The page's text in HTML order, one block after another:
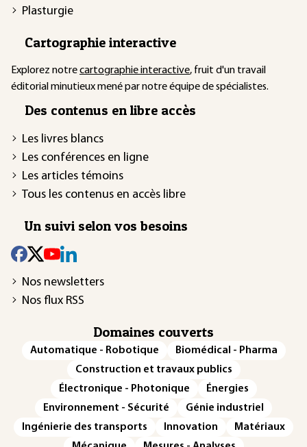
Plasturgie
Cartographie interactive
Explorez notrecartographie interactive, fruit d'un travail
éditorial minutieux mené par notre équipe de spécialistes.
Des contenus en libre accès
Les livres blancs
Les conférences en ligne
Les articles témoins
Tous les contenus en accès libre
Un suivi selon vos besoins
Nos newsletters
Nos flux RSS
Domaines couverts
Automatique - Robotique
Biomédical - Pharma
Construction et travaux publics
Électronique - Photonique
Énergies
Environnement - Sécurité
Génie industriel
Ingénierie des transports
Innovation
Matériaux